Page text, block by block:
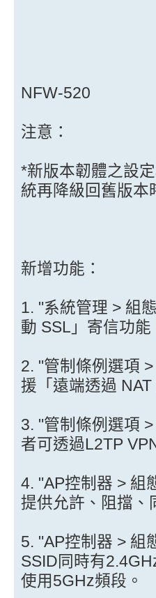
NFW-520
注意：
*新版本韌體之設
統再降級回舊版本
新增功能：
1. "系統管理 > 組
動 SSL」寄信功
2. "管制條例選項
援「遠端透過 NAT
3. "管制條例選項
者可透過L2TP
4. "AP控制器 > 組
提供允許、阻擋、
5. "AP控制器 > 組
SSID同時有
使用5GHz頻段。